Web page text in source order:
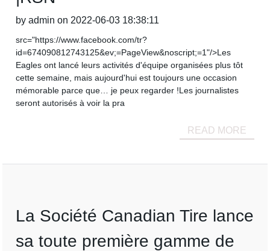
by admin on 2022-06-03 18:38:11
src="https://www.facebook.com/tr?
id=674090812743125&ev;=PageView&noscript;=1"/>Les
Eagles ont lancé leurs activités d'équipe organisées plus tôt
cette semaine, mais aujourd'hui est toujours une occasion
mémorable parce que… je peux regarder !Les journalistes
seront autorisés à voir la pra
READ MORE
La Société Canadian Tire lance
sa toute première gamme de